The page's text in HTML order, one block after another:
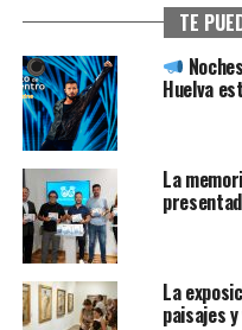
TE
Huelva
La
La
paisajes